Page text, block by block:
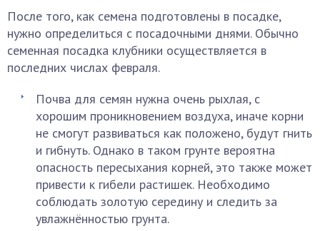
После того, как семена подготовлены в посадке,
нужно определиться с посадочными днями. Обычно
семенная посадка клубники осуществляется в
последних числах февраля.
Почва для семян нужна очень рыхлая, с
хорошим проникновением воздуха, иначе корни
не смогут развиваться как положено, будут гнить
и гибнуть. Однако в таком грунте вероятна
опасность пересыхания корней, это также может
привести к гибели растишек. Необходимо
соблюдать золотую середину и следить за
увлажнённостью грунта.